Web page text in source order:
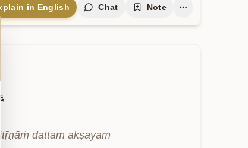
in English Chat Note
६
dattam akṣayam